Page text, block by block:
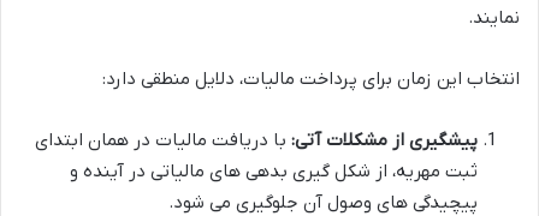
نمایند.
انتخاب این زمان برای پرداخت مالیات، دلایل منطقی دارد:
پیشگیری از مشکلات آتی: با دریافت مالیات در همان ابتدای
ثبت مهریه، از شکل گیری بدهی های مالیاتی در آینده و
پیچیدگی های وصول آن جلوگیری می شود.